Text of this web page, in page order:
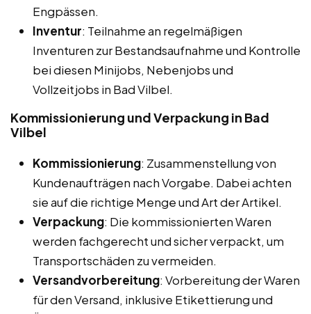
Engpässen.
Inventur: Teilnahme an regelmäßigen
Inventuren zur Bestandsaufnahme und Kontrolle
bei diesen Minijobs, Nebenjobs und
Vollzeitjobs in Bad Vilbel.
Kommissionierung und Verpackung in Bad
Vilbel
Kommissionierung: Zusammenstellung von
Kundenaufträgen nach Vorgabe. Dabei achten
sie auf die richtige Menge und Art der Artikel.
Verpackung: Die kommissionierten Waren
werden fachgerecht und sicher verpackt, um
Transportschäden zu vermeiden.
Versandvorbereitung: Vorbereitung der Waren
für den Versand, inklusive Etikettierung und